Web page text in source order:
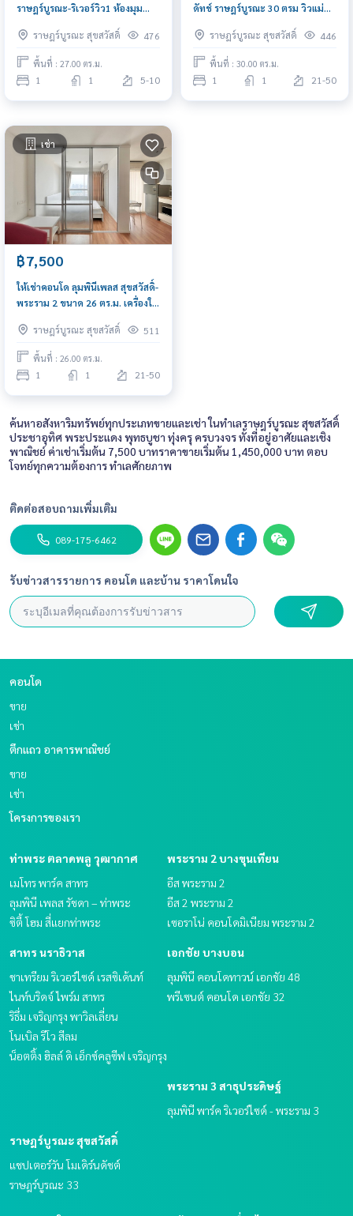
ราษฎร์บูรณะ-ริเวอร์วิว1 ห้องมุม
อยู่ ราษฎร์บูรณะ สุขสวัสดิ์ 476
พื้นที่ : 27.00 ตร.ม.
1 1 5-10
ดัทช์ ราษฎร์บูรณะ 30 ตรม วิวแม่น้ำ
ราษฎร์บูรณะ สุขสวัสดิ์
446
พื้นที่ : 30.00 ตร.ม.
1 1 21-50
เช่า
฿7,500
ให้เช่าคอนโด ลุมพินีเพลส สุขสวัสดิ์-
พระราม 2 ขนาด 26 ตร.ม. เครื่องใช้
ราษฎร์บูรณะ สุขสวัสดิ์
511
พื้นที่ : 26.00 ตร.ม.
1 1 21-50
ค้นหาอสังหาริมทรัพย์ทุกประเภทขายและเช่า ในทำเลราษฎร์บูรณะ สุขสวัสดิ์
ประชาอุทิศ พระประแดง พุทธบูชา ทุ่งครุ ครบวงจร ทั้งที่อยู่อาศัยและเชิง
พาณิชย์ ค่าเช่าเริ่มต้น 7,500 บาทราคาขายเริ่มต้น 1,450,000 บาท ตอบ
โจทย์ทุกความต้องการ ทำเลศักยภาพ
ติดต่อสอบถามเพิ่มเติม
089-175-6462
รับข่าวสารรายการ คอนโด และบ้าน ราคาโดนใจ
คอนโด
ขาย
เช่า
ตึกแถว อาคารพาณิชย์
ขาย
เช่า
โครงการของเรา
ท่าพระ ตลาดพลู วุฒากาศ
เมโทร พาร์ค สาทร
ลุมพินี เพลส รัชดา – ท่าพระ
ซิตี้ โฮม สี่แยกท่าพระ
พระราม 2 บางขุนเทียน
อีส พระราม 2
อีส 2 พระราม 2
เซอราโน่ คอนโดมิเนียม พระราม 2
สาทร นราธิวาส
ชาเทรียม ริเวอร์ไซด์ เรสซิเด้นท์
ไนท์บริดจ์ ไพร์ม สาทร
ริธึ่ม เจริญกรุง พาวิลเลี่ยน
โนเบิล รีโว สีลม
น็อตติ้ง ฮิลล์ ดิ เอ็กซ์คลูซีฟ เจริญกรุง
เอกชัย บางบอน
ลุมพินี คอนโดทาวน์ เอกชัย 48
พรีเซนต์ คอนโด เอกชัย 32
พระราม 3 สาธุประดิษฐ์
ลุมพินี พาร์ค ริเวอร์ไซด์ - พระราม 3
ราษฎร์บูรณะ สุขสวัสดิ์
แชปเตอร์วัน โมเดิร์นดัชต์
ราษฎร์บูรณะ 33